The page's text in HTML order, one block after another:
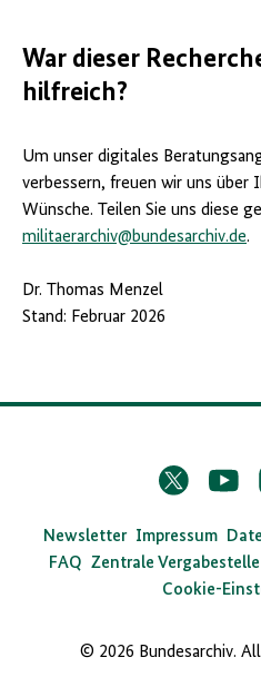
War dieser
hilfreich?
Um unser digitales
verbessern, freuen wir uns über
Wünsche. Teilen Sie uns diese
militaerarchiv@bundesarchiv.de.
Dr. Thomas Menzel
Stand: Februar 2026
D
s
B
Twitter
X
Newsletter Impressum
FAQ Zentrale Vergabestelle
Cookie-
© 2026 Bundesarchiv.